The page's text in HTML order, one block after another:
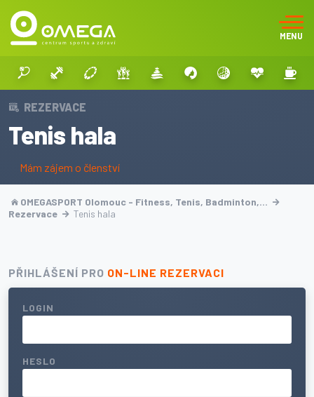
MENU
REZERVACE
Tenis hala
Mám zájem o členství
OMEGASPORT Olomouc - Fitness, Tenis, Badminton,…
Rezervace
Tenis hala
PŘIHLÁŠENÍ PRO ON-LINE REZERVACI
LOGIN
HESLO